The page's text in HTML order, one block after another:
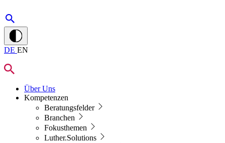
DE EN
Über Uns
Kompetenzen
Beratungsfelder
Branchen
Fokusthemen
Luther.Solutions